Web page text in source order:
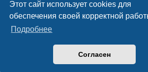
Этот сайт использует cookies для
обеспечения своей корректной
Подробнее
Согласен
Форум Клана Реноводов
Создано на основеphpBB® Forum Software ©
Русская поддержка phpBB